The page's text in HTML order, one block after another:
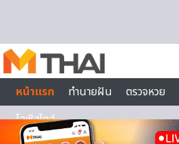
หน้าแรก
ทำนายฝัน ตรวจหวย
ไลฟ์สไตล์